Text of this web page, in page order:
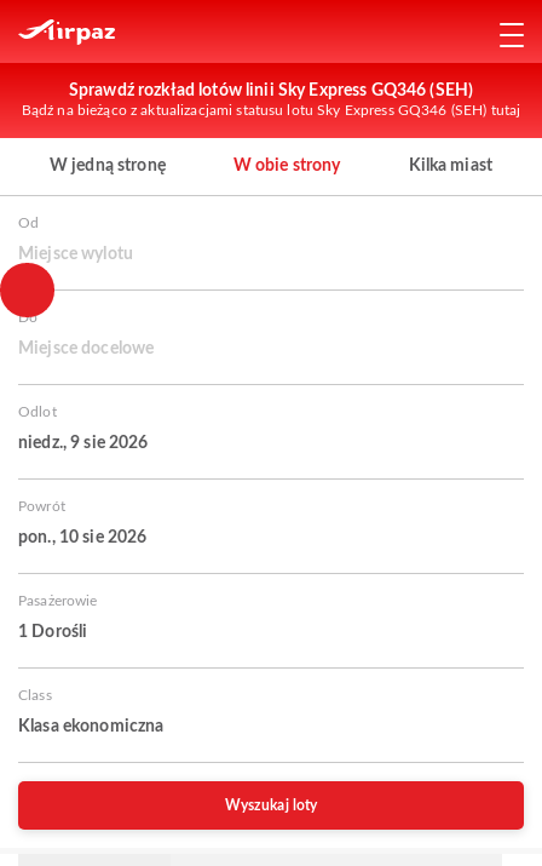
Sprawdź rozkład lotów linii Sky Express GQ346 (SEH)
Bądź na bieżąco z aktualizacjami statusu lotu Sky Express GQ346 (SEH) tutaj
W jedną stronę W obie strony Kilka miast
Od
Miejsce wylotu
Do
Miejsce docelowe
Odlot
niedz., 9 sie 2026
Powrót
pon., 10 sie 2026
Pasażerowie
1 Dorośli
Class
Klasa ekonomiczna
Wyszukaj loty